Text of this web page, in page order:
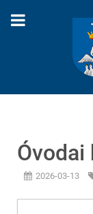
Óvodai
2026-03-13